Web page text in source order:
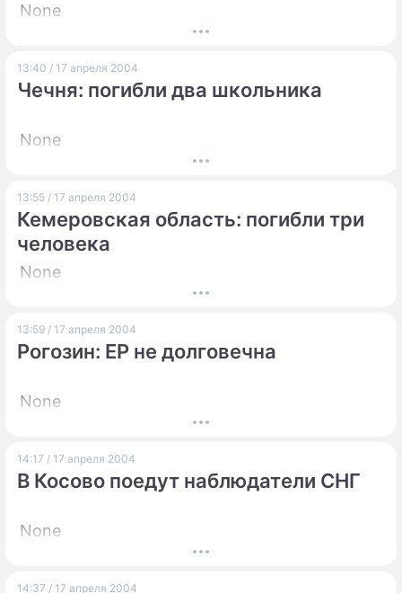
None
13:40 / 17 апреля 2004
Чечня: погибли два школьника
None
13:55 / 17 апреля 2004
Кемеровская область: погибли три
человека
None
13:59 / 17 апреля 2004
Рогозин: ЕР не долговечна
None
14:17 / 17 апреля 2004
В Косово поедут наблюдатели СНГ
None
14:37 / 17 апреля 2004